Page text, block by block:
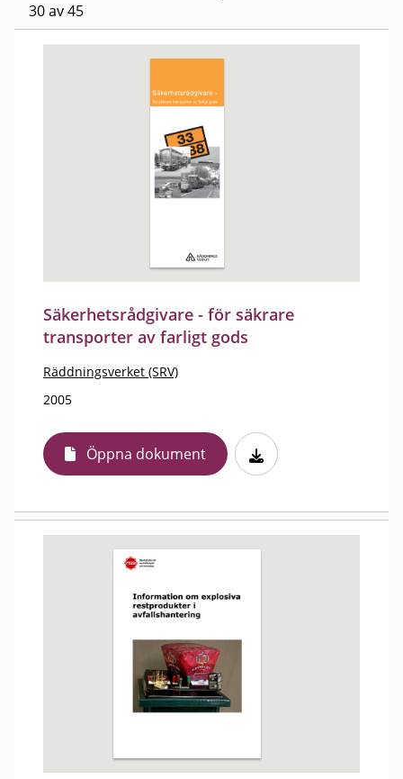
30 av 45
Säkerhetsrådgivare - för säkrare
transporter av farligt gods
Räddningsverket (SRV)
2005
Öppna dokument